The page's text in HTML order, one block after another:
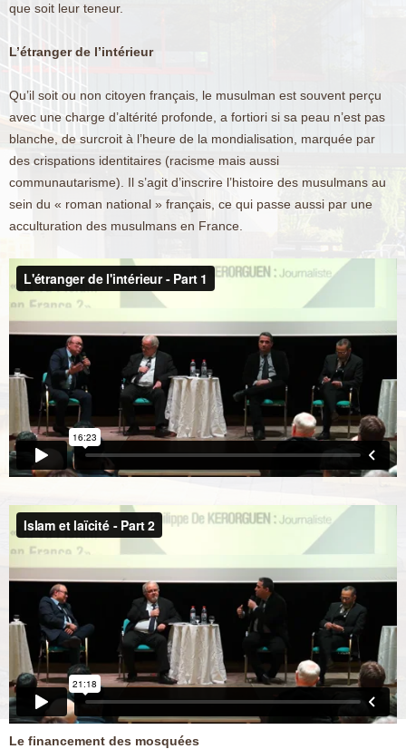
que soit leur teneur.
L’étranger de l’intérieur
Qu’il soit ou non citoyen français, le musulman est souvent perçu
avec une charge d’altérité profonde, a fortiori si sa peau n’est pas
blanche, de surcroit à l’heure de la mondialisation, marquée par
des crispations identitaires (racisme mais aussi
communautarisme). Il s’agit d’inscrire l’histoire des musulmans au
sein du « roman national » français, ce qui passe aussi par une
acculturation des musulmans en France.
Le financement des mosquées